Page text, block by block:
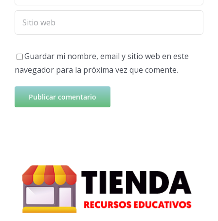
Guardar mi nombre, email y sitio web en este
navegador para la próxima vez que comente.